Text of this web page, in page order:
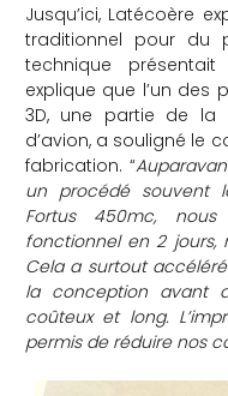
Jusqu’ici, Latécoère
traditionnel pour du
technique
explique que l’un des
3D, une partie de la
d’avion, a souligné le
fabrication. “
un procédé souvent
Fortus 450mc,
fonctionnel en 2 jours,
Cela a surtout
la conception avant
coûteux et long.
permis de réduire nos